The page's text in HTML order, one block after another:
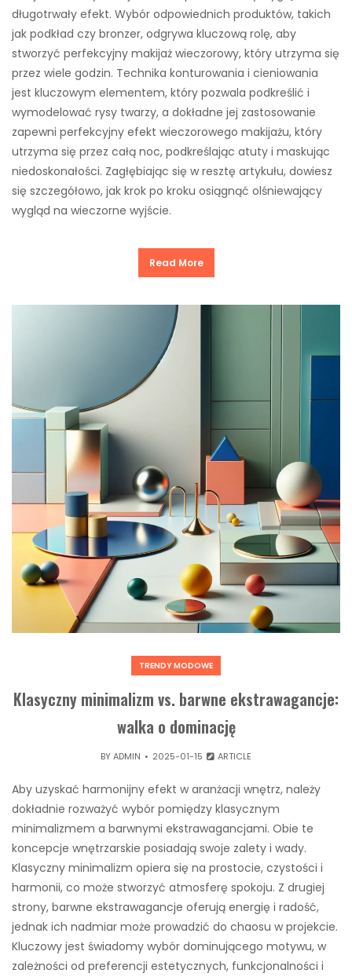
długotrwały efekt. Wybór odpowiednich produktów, takich
jak podkład czy bronzer, odgrywa kluczową rolę, aby
stworzyć perfekcyjny makijaż wieczorowy, który utrzyma się
przez wiele godzin. Technika konturowania i cieniowania
jest kluczowym elementem, który pozwala podkreślić i
wymodelować rysy twarzy, a dokładne jej zastosowanie
zapewni perfekcyjny efekt wieczorowego makijażu, który
utrzyma się przez całą noc, podkreślając atuty i maskując
niedoskonałości. Zagłębiając się w resztę artykułu, dowiesz
się szczegółowo, jak krok po kroku osiągnąć olśniewający
wygląd na wieczorne wyjście.
Read More
TRENDY MODOWE
Klasyczny minimalizm vs. barwne ekstrawagancje:
walka o dominację
BYADMIN 2025-01-15 ARTICLE
Aby uzyskać harmonijny efekt w aranżacji wnętrz, należy
dokładnie rozważyć wybór pomiędzy klasycznym
minimalizmem a barwnymi ekstrawagancjami. Obie te
koncepcje wnętrzarskie posiadają swoje zalety i wady.
Klasyczny minimalizm opiera się na prostocie, czystości i
harmonii, co może stworzyć atmosferę spokoju. Z drugiej
strony, barwne ekstrawagancje oferują energię i radość,
jednak ich nadmiar może prowadzić do chaosu w projekcie.
Kluczowy jest świadomy wybór dominującego motywu, w
zależności od preferencji estetycznych, funkcjonalności i